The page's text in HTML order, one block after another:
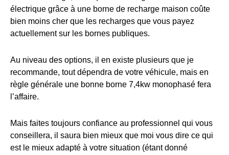
électrique grâce à une borne de recharge maison coûte
bien moins cher que les recharges que vous payez
actuellement sur les bornes publiques.
Au niveau des options, il en existe plusieurs que je
recommande, tout dépendra de votre véhicule, mais en
règle générale une bonne borne 7,4kw monophasé fera
l’affaire.
Mais faites toujours confiance au professionnel qui vous
conseillera, il saura bien mieux que moi vous dire ce qui
est le mieux adapté à votre situation (étant donné